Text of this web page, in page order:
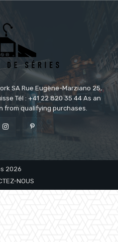
SA Rue Eugène-Marziano 25,
Tél : +41 22 820 35 44 As an
from qualifying purchases.
2026
NOUS